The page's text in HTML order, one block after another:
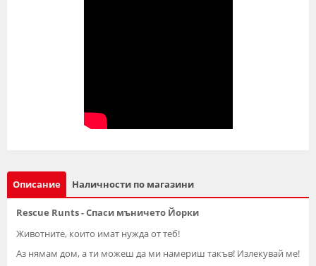
Описание Наличности по магазини
Rescue Runts - Спаси мъничето Йорки
Животните, които имат нужда от теб!
Аз нямам дом, а ти можеш да ми намериш такъв! Излекувай ме!